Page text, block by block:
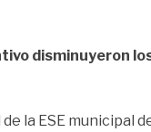
disminuyeron
la ESE municipal